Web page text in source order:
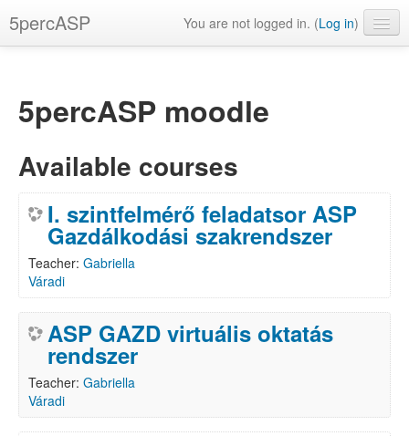
5percASP You are not logged in. (Log in)
5percASP moodle
Available courses
I. szintfelmérő feladatsor ASP
Gazdálkodási szakrendszer
Teacher: Gabriella
Váradi
ASP GAZD virtuális oktatás
rendszer
Teacher: Gabriella
Váradi